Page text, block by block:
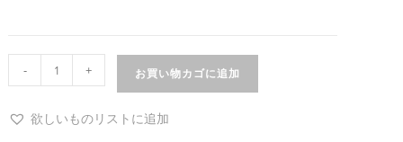
- + お買い物カゴに追加
欲しいものリストに追加